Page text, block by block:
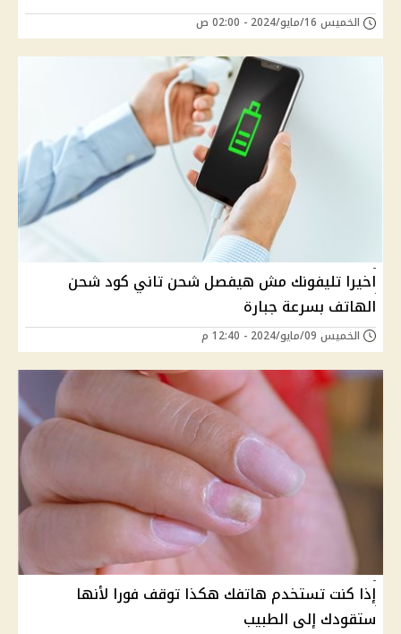
الخميس 16/مايو/2024 - 02:00 ص
اخيرا تليفونك مش هيفصل شحن تاني كود شحن
الهاتف بسرعة جبارة
الخميس 09/مايو/2024 - 12:40 م
إذا كنت تستخدم هاتفك هكذا توقف فورا لأنها
ستقودك إلى الطبيب